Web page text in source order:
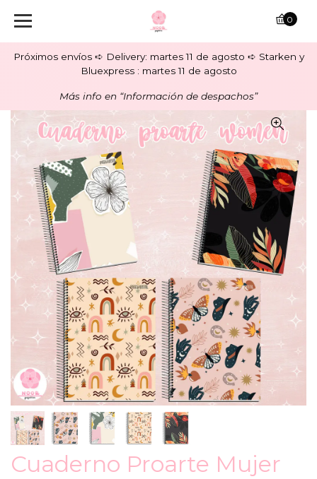
Próximos envíos ➪ Delivery: martes 11 de agosto ➪ Starken y
Bluexpress : martes 11 de agosto
Más info en “Información de despachos”
0
Cuaderno Proarte Mujer